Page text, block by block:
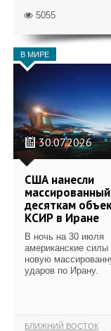
5055
В МИРЕ
30.07.2026
США нанесли
десяткам
КСИР в Иране
В ночь на 30 июля
американские силы
новую
ударов по Ирану.
БЛИЖНИЙ ВОСТОК